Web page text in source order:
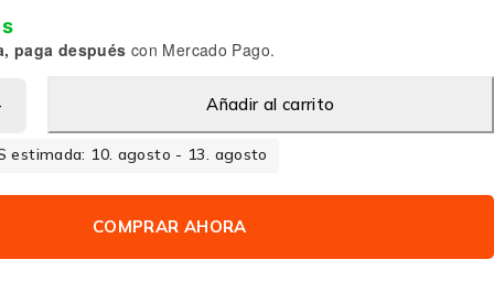
paga después con Mercado Pago.
Añadir al carrito
estimada: 10. agosto - 13. agosto
COMPRAR AHORA